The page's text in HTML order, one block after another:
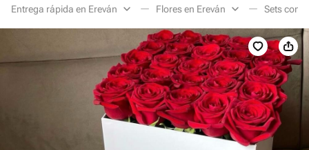
Entrega rápida en Ereván Flores en Ereván Sets con